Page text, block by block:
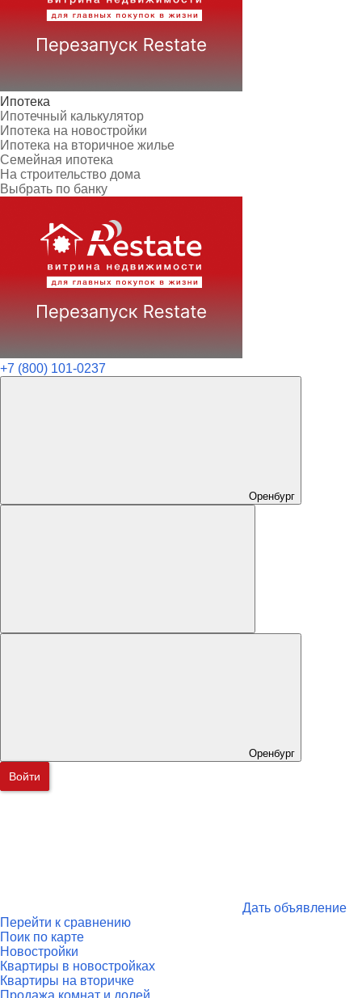
Ипотека
Ипотечный калькулятор
Ипотека на новостройки
Ипотека на вторичное жилье
Семейная ипотека
На строительство дома
Выбрать по банку
+7 (800) 101-0237
Оренбург
Оренбург
Войти
Дать объявление
Перейти к сравнению
Поик по карте
Новостройки
Квартиры в новостройках
Квартиры на вторичке
Продажа комнат и долей